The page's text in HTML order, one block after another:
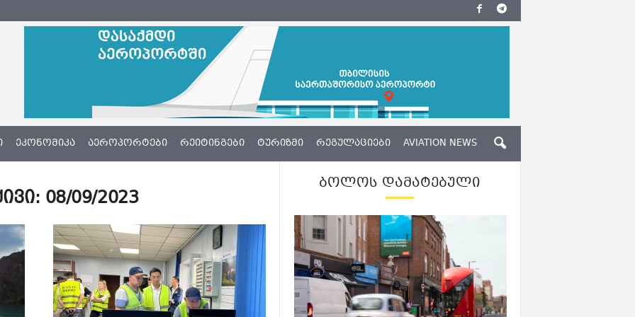
ᲔᲙᲝᲜᲝᲛᲘᲙᲐ ᲐᲔᲠᲝᲞᲝᲠᲢᲔᲑᲘ ᲠᲔᲘᲢᲘᲜᲒᲔᲑᲘ ᲢᲣᲠᲘᲖᲛᲘ ᲠᲔᲒᲣᲚᲐᲪᲘᲔᲑᲘ AVIATION NEWS
08/09/2023
ᲑᲝᲚᲝᲡ ᲓᲐᲛᲐᲢᲔᲑᲣᲚᲘ